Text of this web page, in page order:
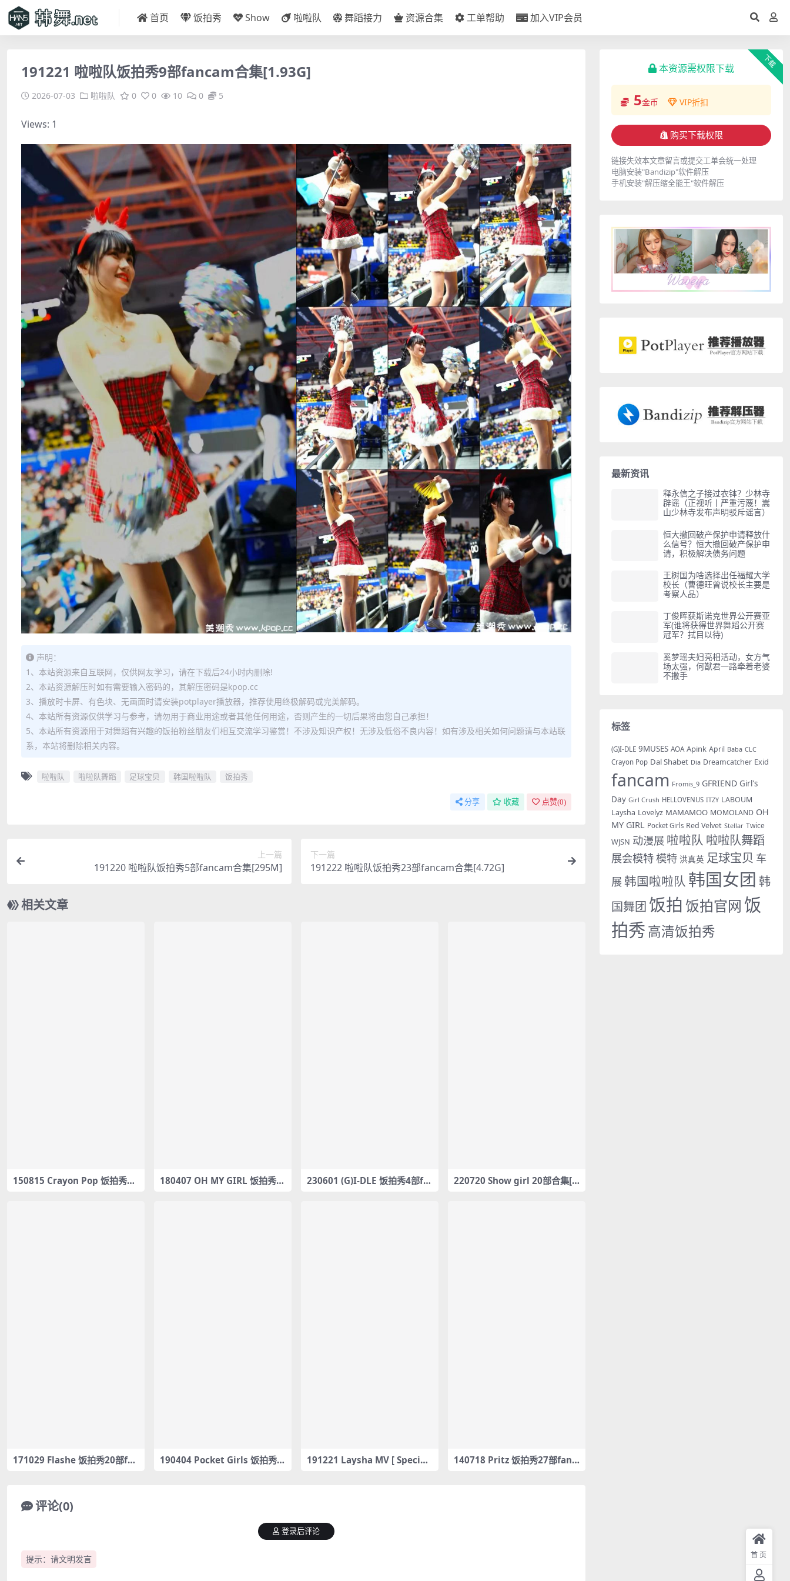
首页 饭拍秀 Show 啦啦队 舞蹈接力 资源合集 工单帮助 加入VIP会员
191221 啦啦队饭拍秀9部fancam合集[1.93G]
2026-07-03 啦啦队 0 0 10 0 5
Views: 1
声明：
1、本站资源来自互联网，仅供网友学习，请在下载后24小时内删除!
2、本站资源解压时如有需要输入密码的，其解压密码是kpop.cc
3、播放时卡屏、有色块、无画面时请安装potplayer播放器，推荐使用终极解码或完美解码。
4、本站所有资源仅供学习与参考，请勿用于商业用途或者其他任何用途，否则产生的一切后果将由您自己承担！
5、本站所有资源用于对舞蹈有兴趣的饭拍粉丝朋友们相互交流学习鉴赏！不涉及知识产权！无涉及低俗不良内容！如有涉及相关如何问题请与本站联
系，本站将删除相关内容。
啦啦队 啦啦队舞蹈 足球宝贝 韩国啦啦队 饭拍秀
分享 收藏 点赞(0)
上一篇
191220 啦啦队饭拍秀5部fancam合集[295M]
下一篇
191222 啦啦队饭拍秀23部fancam合集[4.72G]
相关文章
150815 Crayon Pop 饭拍秀15
180407 OH MY GIRL 饭拍秀1
230601 (G)I-DLE 饭拍秀4部fa
220720 Show girl 20部合集[5.
171029 Flashe 饭拍秀20部fan
190404 Pocket Girls 饭拍秀2
191221 Laysha MV [ Special
140718 Pritz 饭拍秀27部fanc
评论(0)
提示：请文明发言
登录后评论
下载
本资源需权限下载
5金币 VIP折扣
购买下载权限
链接失效本文章留言或提交工单会统一处理
电脑安装"Bandizip"软件解压
手机安装"解压缩全能王"软件解压
最新资讯
释永信之子接过衣钵？少林寺
辟谣（正视听丨严重污蔑！嵩
山少林寺发布声明驳斥谣言）
恒大撤回破产保护申请释放什
么信号？恒大撤回破产保护申
请，积极解决债务问题
王树国为啥选择出任福耀大学
校长（曹德旺曾说校长主要是
考察人品）
丁俊晖获斯诺克世界公开赛亚
军(谁将获得世界舞蹈公开赛
冠军？拭目以待)
奚梦瑶夫妇亮相活动，女方气
场太强，何猷君一路牵着老婆
不撒手
标签
(G)I-DLE 9MUSES AOA Apink April Baba CLC
Crayon Pop Dal Shabet Dia Dreamcatcher Exid
fancam Fromis_9 GFRIEND Girl's
Day Girl Crush HELLOVENUS ITZY LABOUM
Laysha Lovelyz MAMAMOO MOMOLAND OH
MY GIRL Pocket Girls Red Velvet Stellar Twice
WJSN 动漫展 啦啦队 啦啦队舞蹈
展会模特模特 洪真英 足球宝贝 车
展韩国啦啦队 韩国女团 韩
国舞团 饭拍饭拍官网 饭
拍秀高清饭拍秀
首页